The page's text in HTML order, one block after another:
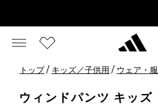
トップ / キッズ／子供用 / ウェア・服
ウィンドパンツ キッズ